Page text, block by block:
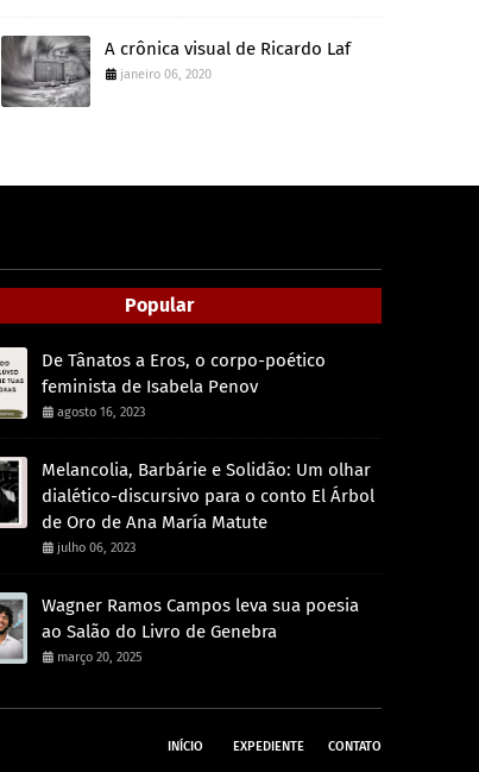
A crônica visual de Ricardo Laf
janeiro 06, 2020
Popular
De Tânatos a Eros, o corpo-poético
feminista de Isabela Penov
agosto 16, 2023
Melancolia, Barbárie e Solidão: Um olhar
dialético-discursivo para o conto El Árbol
de Oro de Ana María Matute
julho 06, 2023
Wagner Ramos Campos leva sua poesia
ao Salão do Livro de Genebra
março 20, 2025
INÍCIO EXPEDIENTE CONTATO